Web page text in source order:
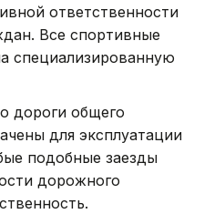
ответственности
Все спортивные
специализированную
дороги общего
для эксплуатации
подобные заезды
дорожного